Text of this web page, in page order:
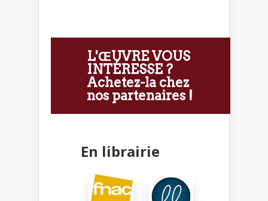
L'ŒUVRE VOUS
INTÉRESSE ?
Achetez-la chez
nos partenaires !
En librairie